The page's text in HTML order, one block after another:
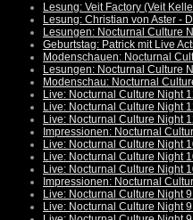
Lesung: Veit Factory (Veit
Lesung: Christian von Aster -
Lesungen: Nocturnal Culture
Geburtstag: Patrick mit Live
Modenschauen: Nocturnal
Lesungen: Nocturnal Culture
Modenschau: Nocturnal
Live: Nocturnal Culture Night
Live: Nocturnal Culture Night
Live: Nocturnal Culture Night
Impressionen: Nocturnal
Live: Nocturnal Culture Night
Live: Nocturnal Culture Night
Live: Nocturnal Culture Night
Impressionen: Nocturnal
Live: Nocturnal Culture Night
Live: Nocturnal Culture Night